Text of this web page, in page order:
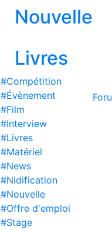
Nouvelle
Livres
#Compétition
#Évènement
#Film
#Interview
#Livres
#Matériel
#News
#Nidification
#Nouvelle
#Offre d'emploi
#Stage